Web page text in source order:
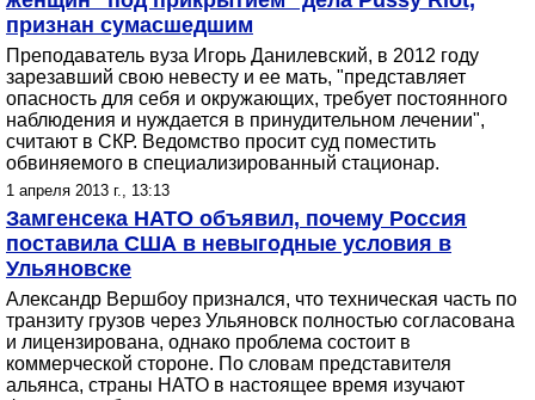
признан сумасшедшим
Преподаватель вуза Игорь Данилевский, в 2012 году
зарезавший свою невесту и ее мать, "представляет
опасность для себя и окружающих, требует постоянного
наблюдения и нуждается в принудительном лечении",
считают в СКР. Ведомство просит суд поместить
обвиняемого в специализированный стационар.
1 апреля 2013 г., 13:13
Замгенсека НАТО объявил, почему Россия
поставила США в невыгодные условия в
Ульяновске
Александр Вершбоу признался, что техническая часть по
транзиту грузов через Ульяновск полностью согласована
и лицензирована, однако проблема состоит в
коммерческой стороне. По словам представителя
альянса, страны НАТО в настоящее время изучают